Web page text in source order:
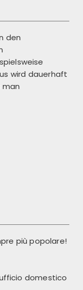
den
wird dauerhaft
man
più popolare!
domestico